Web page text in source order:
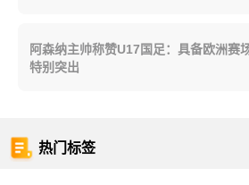
阿森纳主帅称赞U17国足：具备欧洲赛
特别突出
热门标签